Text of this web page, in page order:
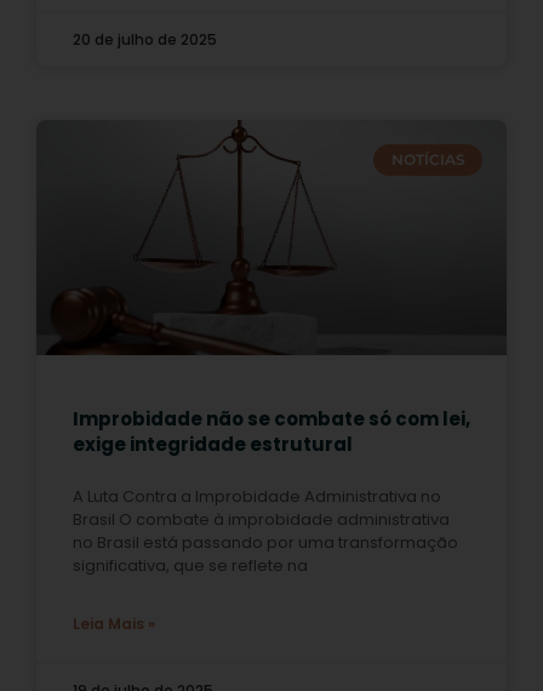
20 de julho de 2025
NOTÍCIAS
Improbidade não se combate só com lei,
exige integridade estrutural
A Luta Contra a Improbidade Administrativa no
Brasil O combate à improbidade administrativa
no Brasil está passando por uma transformação
significativa, que se reflete na
Leia Mais »